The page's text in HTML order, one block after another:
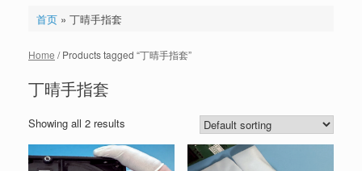
首页» 丁晴手指套
Home / Products tagged “丁晴手指套”
丁晴手指套
Showing all 2 results